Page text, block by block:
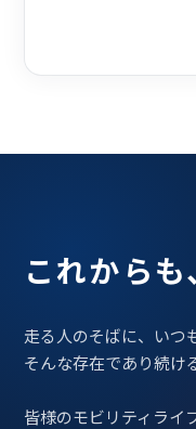
これからも
走る人のそばに、いつ
そんな存在であり続け
皆様のモビリティライ